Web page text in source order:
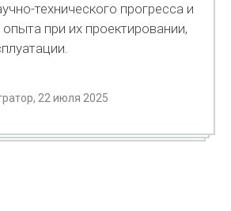
технического прогресса и
опыта при их проектировании,
22 июля 2025